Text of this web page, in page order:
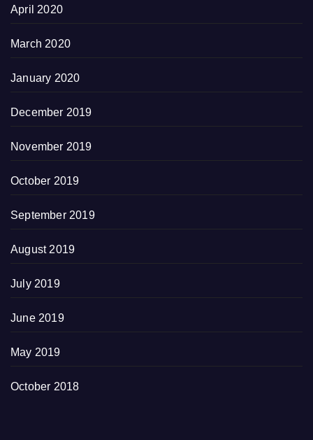
April 2020
March 2020
January 2020
December 2019
November 2019
October 2019
September 2019
August 2019
July 2019
June 2019
May 2019
October 2018